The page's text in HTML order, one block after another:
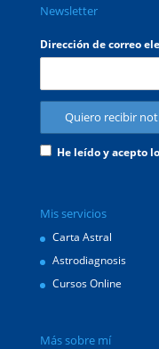
Newsletter
Dirección de correo
He leído y acepto
Mis servicios
Carta Astral
Astrodiagnosis
Cursos Online
Más sobre mí